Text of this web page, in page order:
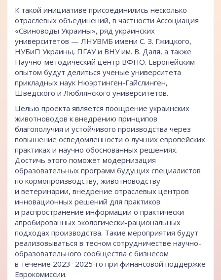
К такой инициативе присоединились несколько
отраслевых объединений, в частности Ассоциация
«Свиноводы Украины», ряд украинских
университетов — ЛНУВМБ имени С. З. Гжицкого,
НУБиП Украины, ПГАУ и ВНУ им. В. Даля, а также
Научно-методический центр ВФПО. Европейским
опытом будут делиться ученые университета
прикладных наук Нюэртинген-Гайслинген,
Шведского и Люблянского университетов.
Целью проекта является поощрение украинских
животноводов к внедрению принципов
благополучия и устойчивого производства через
повышение осведомленности о лучших европейских
практиках и научно обоснованных решениях.
Достичь этого поможет модернизация
образовательных программ будущих специалистов
по кормопроизводству, животноводству
и ветеринарии, внедрение отраслевых центров
инновационных решений для практиков
и распространение информации о практически
апробированных экологически-рациональных
подходах производства. Такие мероприятия будут
реализовываться в тесном сотрудничестве научно-
образовательного сообщества с бизнесом
в течение 2023−2025-го при финансовой поддержке
Еврокомиссии.